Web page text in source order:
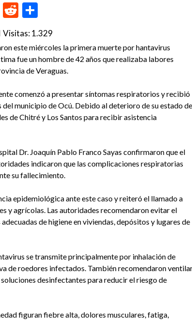
LinkedIn
Reddit
Visitas:1.329
este miércoles la primera muerte por hantavirus
fue un hombre de 42 años que realizaba labores
de Veraguas.
comenzó a presentar síntomas respiratorios y recibió
municipio de Ocú. Debido al deterioro de su estado de
de Chitré y Los Santos para recibir asistencia
Dr. Joaquín Pablo Franco Sayas confirmaron que el
indicaron que las complicaciones respiratorias
su fallecimiento.
epidemiológica ante este caso y reiteró el llamado a
y agrícolas. Las autoridades recomendaron evitar el
de higiene en viviendas, depósitos y lugares de
se transmite principalmente por inhalación de
de roedores infectados. También recomendaron
desinfectantes para reducir el riesgo de
figuran fiebre alta, dolores musculares, fatiga,